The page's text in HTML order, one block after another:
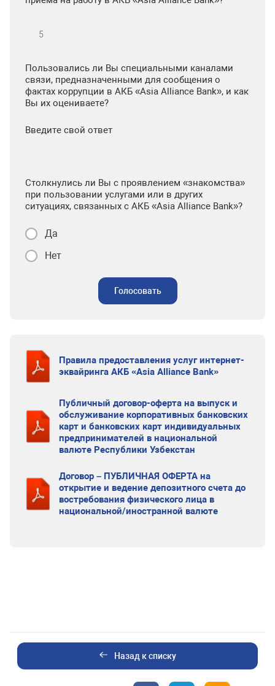
Пользовались ли Вы специальными каналами
связи, предназначенными для сообщения о
фактах коррупции в АКБ «Asia Alliance Bank», и как
Вы их оцениваете?
Введите свой ответ
Столкнулись ли Вы с проявлением «знакомства»
при пользовании услугами или в других
ситуациях, связанных с АКБ «Asia Alliance Bank»?
Да
Нет
Голосовать
Правила предоставления услуг интернет-
эквайринга АКБ «Asia Alliance Bank»
Публичный договор-оферта на выпуск и
обслуживание корпоративных банковских
карт и банковских карт индивидуальных
предпринимателей в национальной
валюте Республики Узбекстан
Договор – ПУБЛИЧНАЯ ОФЕРТА на
открытие и ведение депозитного счета до
востребования физического лица в
национальной/иностранной валюте
Назад к списку